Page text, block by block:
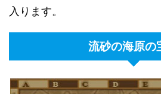
入ります。
流砂の海原の